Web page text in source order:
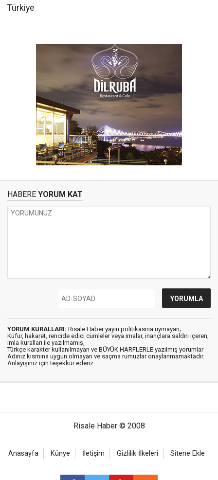
Türkiye
HABERE YORUM KAT
YORUM KURALLARI: Risale Haber yayın politikasına uymayan;
Küfür, hakaret, rencide edici cümleler veya imalar, inançlara saldırı içeren,
imla kuralları ile yazılmamış,
Türkçe karakter kullanılmayan ve BÜYÜK HARFLERLE yazılmış yorumlar
Adınız kısmına uygun olmayan ve saçma rumuzlar onaylanmamaktadır.
Anlayışınız için teşekkür ederiz.
Risale Haber © 2008
Anasayfa Künye İletişim Gizlilik İlkeleri Sitene Ekle